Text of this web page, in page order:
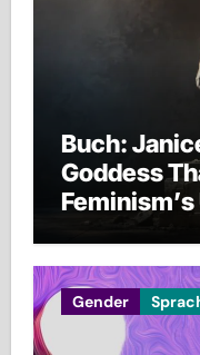
Buch:
Goddess
against
Civilization
Gender